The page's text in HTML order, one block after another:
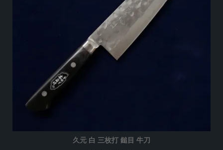
久元 白 三枚打 鎚目 牛刀